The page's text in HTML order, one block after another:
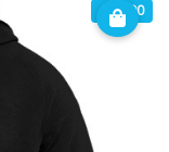
€ 32.90